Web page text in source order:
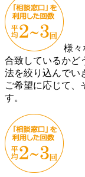
様々
合致しているかど
法を絞り込んでい
ご希望に応じて、
す。